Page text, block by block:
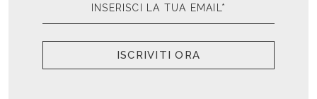
ISCRIVITI ORA